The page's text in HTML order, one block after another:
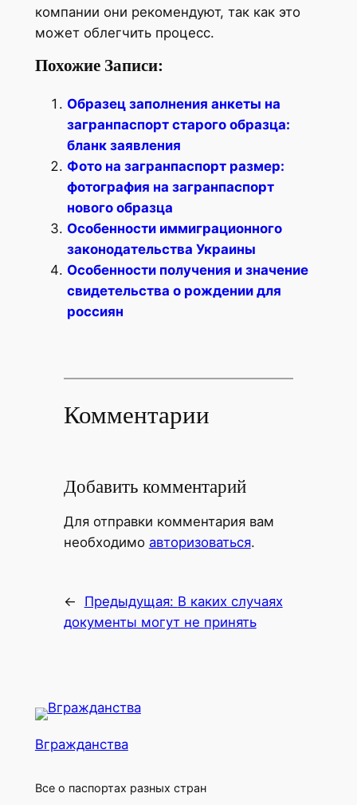
компании они рекомендуют, так как это
может облегчить процесс.
Похожие Записи:
Образец заполнения анкеты на
загранпаспорт старого образца:
бланк заявления
Фото на загранпаспорт размер:
фотография на загранпаспорт
нового образца
Особенности иммиграционного
законодательства Украины
Особенности получения и значение
свидетельства о рождении для
россиян
Комментарии
Добавить комментарий
Для отправки комментария вам
необходимо авторизоваться.
← Предыдущая: В каких случаях
документы могут не принять
Вгражданства
Все о паспортах разных стран